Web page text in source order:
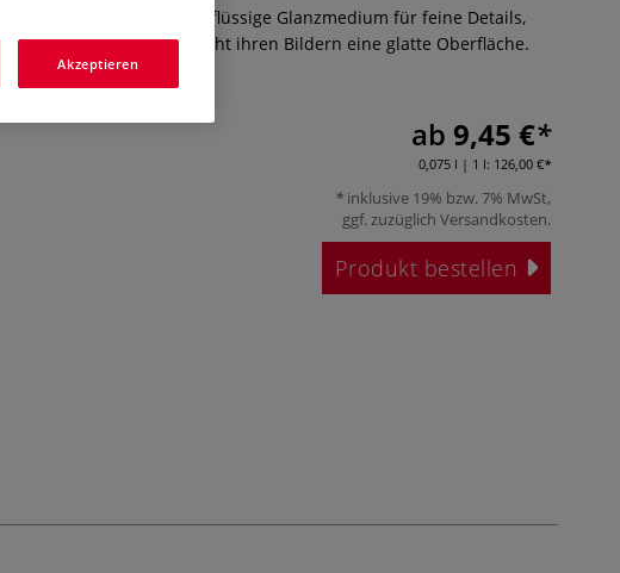
für die Ölmalerei. Das flüssige Glanzmedium für feine Details,
und Mischen verleiht ihren Bildern eine glatte Oberfläche.
ab 9,45 €
0,075 l | 1 l: 126,00 €
inklusive 19% bzw. 7% MwSt,
ggf. zuzüglich Versandkosten.
Produkt bestellen
Akzeptieren